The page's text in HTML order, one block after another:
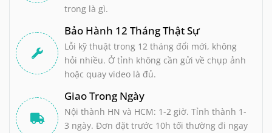
trong là gì.
Bảo Hành 12 Tháng Thật Sự
Lỗi kỹ thuật trong 12 tháng đổi mới, không
hỏi nhiều. Ở tỉnh không cần gửi về chụp ảnh
hoặc quay video là đủ.
Giao Trong Ngày
Nội thành HN và HCM: 1-2 giờ. Tỉnh thành 1-
3 ngày. Đơn đặt trước 10h tối thường đi ngay